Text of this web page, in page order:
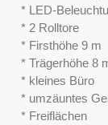
* LED-
* 2 Rolltore
* Firsthöhe 9 m
* Trägerhöhe 8
* kleines Büro
* umzäuntes
* Freiflächen